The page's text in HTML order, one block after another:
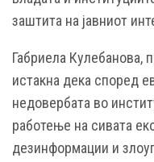
заштита на јавниот
Габриела Кулебанова,
истакна дека според
недовербата во
работење на сивата
дезинформации и